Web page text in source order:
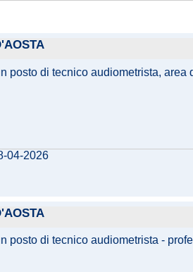
posto di tecnico audiometrista,
04-2026
posto di tecnico audiometrista -